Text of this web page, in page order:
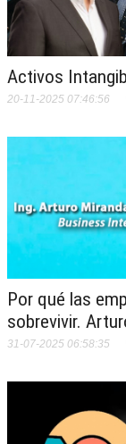
Activos
20-11-2025 07:46:56
Por qué las
sobrevivir.
31-07-2025 06:58:35